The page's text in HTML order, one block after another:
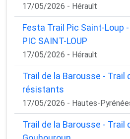
17/05/2026 - Hérault
Festa Trail Pic Saint-Loup -
PIC SAINT-LOUP
17/05/2026 - Hérault
Trail de la Barousse - Trail
résistants
17/05/2026 - Hautes-
Trail de la Barousse - Trail